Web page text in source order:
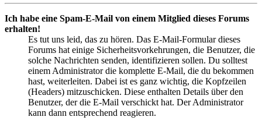
Ich habe eine Spam-E-Mail von einem Mitglied dieses Forums
erhalten!
Es tut uns leid, das zu hören. Das E-Mail-Formular dieses
Forums hat einige Sicherheitsvorkehrungen, die Benutzer, die
solche Nachrichten senden, identifizieren sollen. Du solltest
einem Administrator die komplette E-Mail, die du bekommen
hast, weiterleiten. Dabei ist es ganz wichtig, die Kopfzeilen
(Headers) mitzuschicken. Diese enthalten Details über den
Benutzer, der die E-Mail verschickt hat. Der Administrator
kann dann entsprechend reagieren.